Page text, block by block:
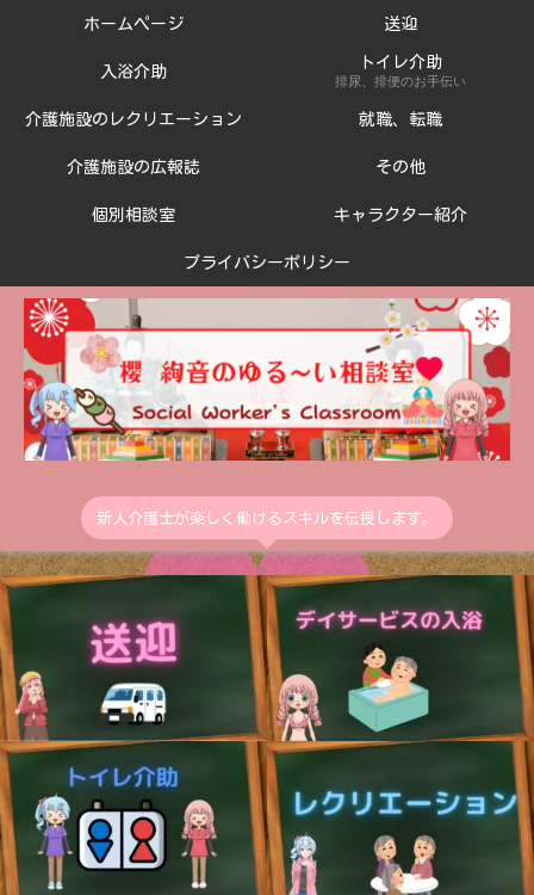
新人介護士が楽しく働けるスキルを伝授します。
ホームページ 送迎
入浴介助
トイレ介助
排尿、排便のお手伝い
介護施設のレクリエーション 就職、転職
介護施設の広報誌 その他
個別相談室 キャラクター紹介
プライバシーポリシー